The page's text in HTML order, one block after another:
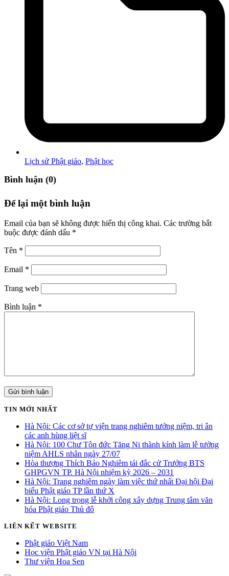
Lịch sử Phật giáo, Phật học
Bình luận (0)
Để lại một bình luận
Email của bạn sẽ không được hiển thị công khai. Các trường bắt
buộc được đánh dấu *
Tên *
Email *
Trang web
Bình luận *
TIN MỚI NHẤT
Hà Nội: Các cơ sở tự viện trang nghiêm tưởng niệm, tri ân
các anh hùng liệt sĩ
Hà Nội: 100 Chư Tôn đức Tăng Ni thành kính làm lễ tưởng
niệm AHLS nhân ngày 27/07
Hòa thượng Thích Bảo Nghiêm tái đắc cử Trưởng BTS
GHPGVN TP. Hà Nội nhiệm kỳ 2026 – 2031
Hà Nội: Trang nghiêm ngày làm việc thứ nhất Đại hội Đại
biểu Phật giáo TP lần thứ X
Hà Nội: Long trọng lễ khởi công xây dựng Trung tâm văn
hóa Phật giáo Thủ đô
LIÊN KẾT WEBSITE
Phật giáo Việt Nam
Học viện Phật giáo VN tại Hà Nội
Thư viện Hoa Sen